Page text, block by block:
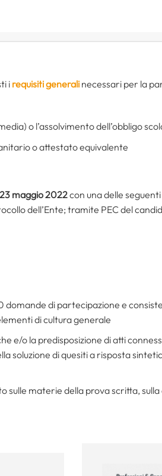
i requisiti generali necessari per la
o l’assolvimento dell’obbligo
o attestato equivalente
23 maggio 2022con una delle
dell’Ente; tramite PEC del
domande di partecipazione e
di cultura generale
e/o la predisposizione di atti
soluzione di quesiti a risposta
sulle materie della prova scritta,